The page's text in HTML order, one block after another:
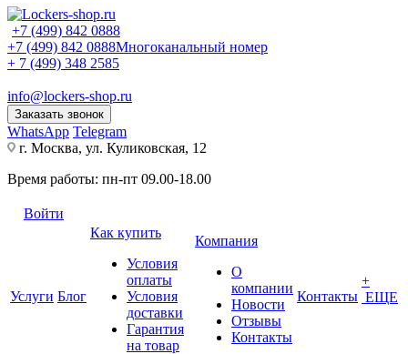
+7 (499) 842 0888
+7 (499) 842 0888Многоканальный номер
+ 7 (499) 348 2585
info@lockers-shop.ru
Заказать звонок
WhatsApp Telegram
г. Москва, ул. Куликовская, 12
Время работы: пн-пт 09.00-18.00
Войти
Услуги Блог
Как купить
Условия
оплаты
Условия
доставки
Гарантия
на товар
Компания
О
компании
Новости
Отзывы
Контакты
Контакты
+
ЕЩЕ